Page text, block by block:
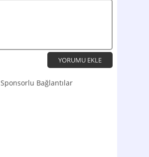
Sponsorlu Bağlantılar